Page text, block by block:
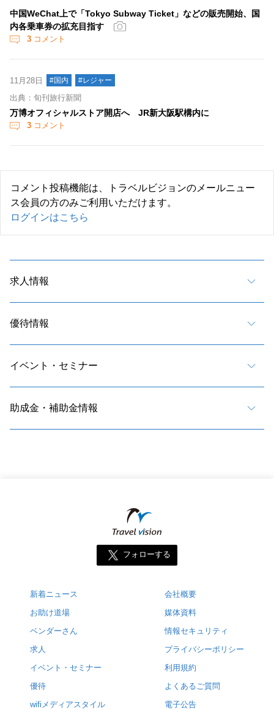
中国WeChat上で「Tokyo Subway Ticket」などの販売開始、国
内各乗車券の拡充目指す
3 コメント
11月28日 #国内 #レジャー
出典：旬刊旅行新聞
万博オフィシャルストア開店へ JR新大阪駅構内に
3 コメント
コメント投稿機能は、トラベルビジョンのメールニュー
ス会員の方のみご利用いただけます。
ログインはこちら
求人情報
優待情報
イベント・セミナー
助成金・補助金情報
フォローする
新着ニュース
お助け道場
ベンダーさん
求人
イベント・セミナー
優待
wifiメディアスタイル
会社概要
媒体資料
情報セキュリティ
プライバシーポリシー
利用規約
よくあるご質問
電子公告